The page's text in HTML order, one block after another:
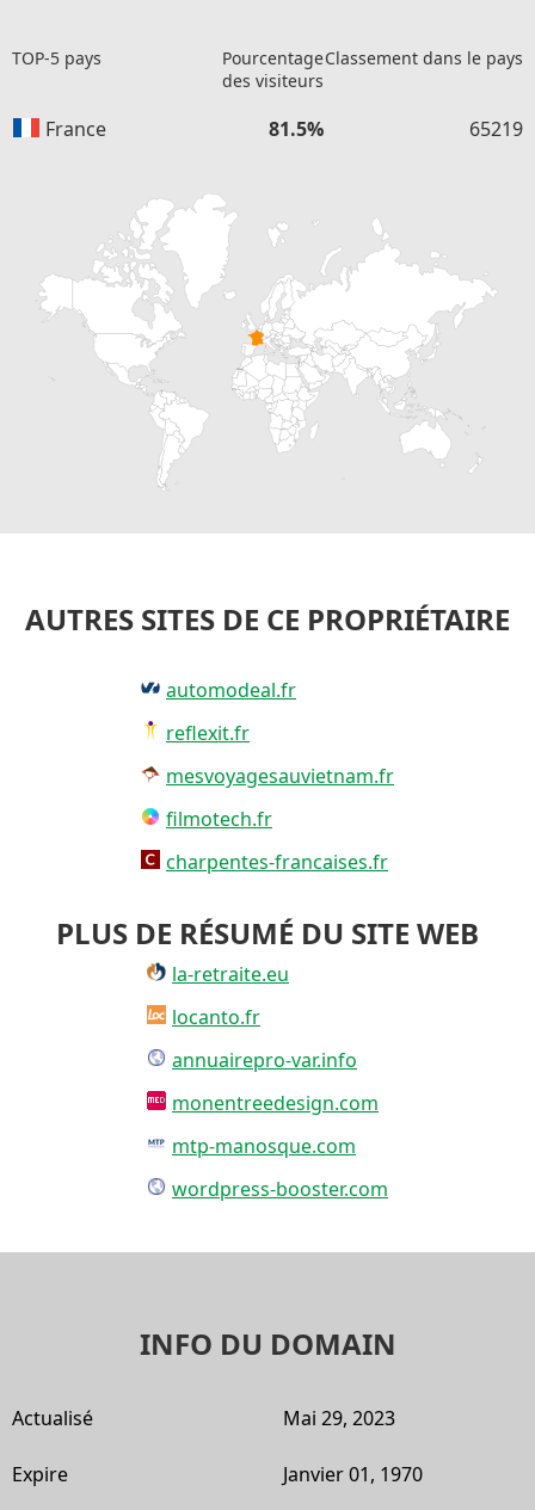
TOP-5 pays
Pourcentage
des visiteurs
Classement dans le pays
France 81.5% 65219
AUTRES SITES DE CE PROPRIÉTAIRE
automodeal.fr
reflexit.fr
mesvoyagesauvietnam.fr
filmotech.fr
charpentes-francaises.fr
PLUS DE RÉSUMÉ DU SITE WEB
la-retraite.eu
locanto.fr
annuairepro-var.info
monentreedesign.com
mtp-manosque.com
wordpress-booster.com
INFO DU DOMAIN
Actualisé Mai 29, 2023
Expire Janvier 01, 1970